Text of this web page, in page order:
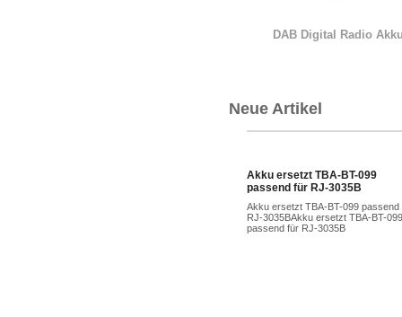
DAB Digital Radio
Neue Artikel
Akku ersetzt TBA-BT-099
passend für RJ-3035B
Akku ersetzt TBA-BT-099 passend
RJ-3035BAkku ersetzt TBA-BT-099
passend für RJ-3035B